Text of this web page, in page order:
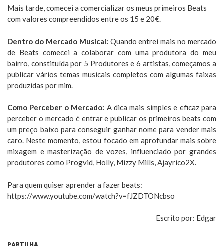
Mais tarde, comecei a comercializar os meus primeiros Beats
com valores compreendidos entre os 15 e 20€.
Dentro do Mercado Musical: Quando entrei mais no mercado
de Beats comecei a colaborar com uma produtora do meu
bairro, constituída por 5 Produtores e 6 artistas, começamos a
publicar vários temas musicais completos com algumas faixas
produzidas por mim.
Como Perceber o Mercado: A dica mais simples e eficaz para
perceber o mercado é entrar e publicar os primeiros beats com
um preço baixo para conseguir ganhar nome para vender mais
caro. Neste momento, estou focado em aprofundar mais sobre
mixagem e masterização de vozes, influenciado por grandes
produtores como Progvid, Holly, Mizzy Mills, Ajayrico2X.
Para quem quiser aprender a fazer beats:
https://www.youtube.com/watch?v=fJZDTONcbso
Escrito por: Edgar